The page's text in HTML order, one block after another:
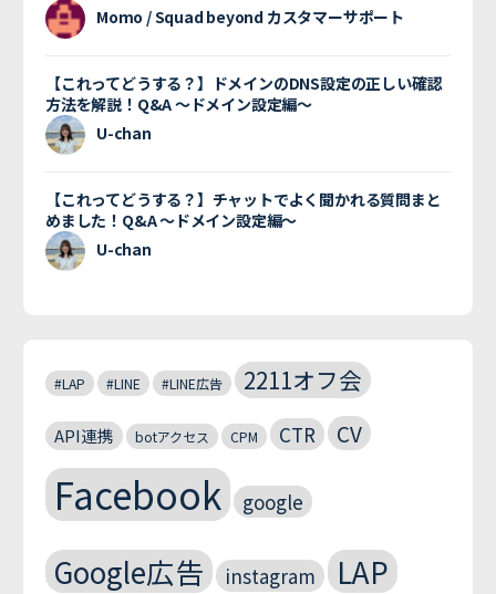
Momo / Squad beyond カスタマーサポート
【これってどうする？】ドメインのDNS設定の正しい確認
方法を解説！Q&A 〜ドメイン設定編〜
U-chan
【これってどうする？】チャットでよく聞かれる質問まと
めました！Q&A 〜ドメイン設定編〜
U-chan
#LAP #LINE #LINE広告 2211オフ会
API連携 botアクセス CPM CTR CV
Facebook google
Google広告 instagram LAP